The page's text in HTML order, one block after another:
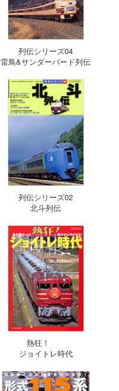
列伝シリーズ04
雷鳥&サンダーバード列伝
列伝シリーズ02
北斗列伝
熱狂！
ジョイトレ時代